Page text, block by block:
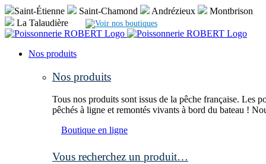
Passer
au
contenu
Saint-Étienne Saint-Chamond Andrézieux
Montbrison
La Talaudière
Voir nos boutiques
Nos produits
Nos produits
Tous nos produits sont issus de la pêche française. Les
pêchés à ligne et remontés vivants à bord du bateau !
Boutique en ligne
Vous recherchez un produit…